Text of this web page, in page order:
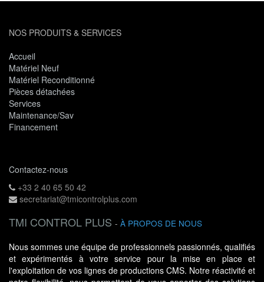
NOS PRODUITS & SERVICES
Accueil
Matériel Neuf
Matériel Reconditionné
Pièces détachées
Services
Maintenance/Sav
Financement
Contactez-nous
+33 2 40 65 50 42
secretariat@tmicontrolplus.com
TMI CONTROL PLUS - À PROPOS DE NOUS
Nous sommes une équipe de professionnels passionnés, qualifiés
et expérimentés à votre service pour la mise en place et
l'exploitation de vos lignes de productions CMS. Notre réactivité et